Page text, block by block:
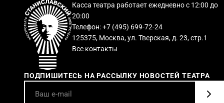
Касса театра работает ежедневно с 12:00 до
20:00
Телефон: +7 (495) 699-72-24
125375, Москва, ул. Тверская, д. 23, стр.1
Все контакты
ПОДПИШИТЕСЬ НА РАССЫЛКУ НОВОСТЕЙ ТЕАТРА